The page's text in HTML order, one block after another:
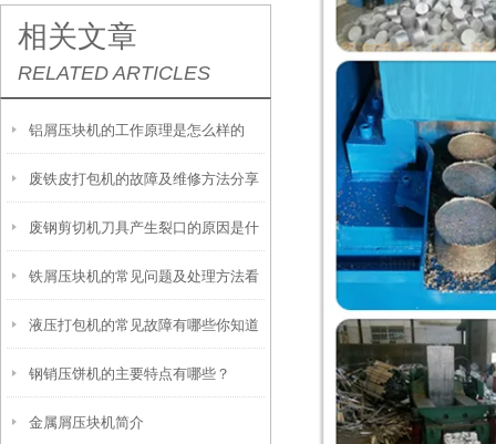
相关文章
RELATED ARTICLES
铝屑压块机的工作原理是怎么样的
呢？
废铁皮打包机的故障及维修方法分享
废钢剪切机刀具产生裂口的原因是什
么你知道么
铁屑压块机的常见问题及处理方法看
完便知
液压打包机的常见故障有哪些你知道
么
钢销压饼机的主要特点有哪些？
金属屑压块机简介